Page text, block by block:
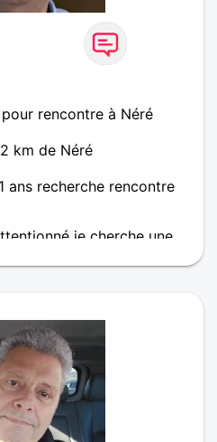
rencontre à Néré
km de Néré
ans recherche rencontre
je cherche une